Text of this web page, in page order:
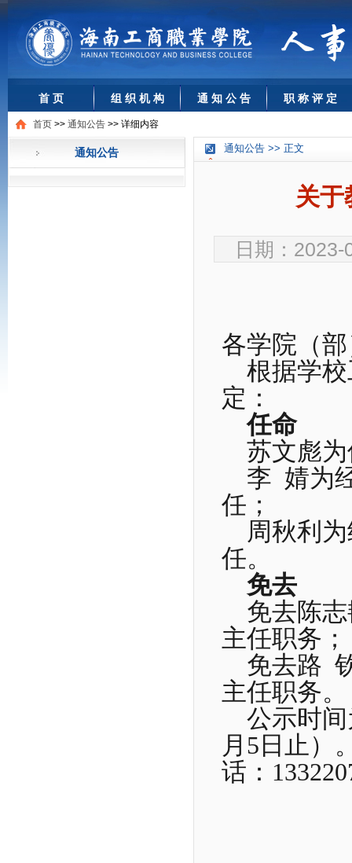
首 页 组 织 机 构 通 知 公 告 职 称 评 定
首页 >> 通知公告 >> 详细内容
通知公告 通知公告 >> 正文
关于
日期：
各学院（
根据学校
定：
任命
苏文彪为
李 婧为
任；
周秋利为
任。
免去
免去陈志
主任职务；
免去路
主任职务。
公示时间
月5日止）
话：